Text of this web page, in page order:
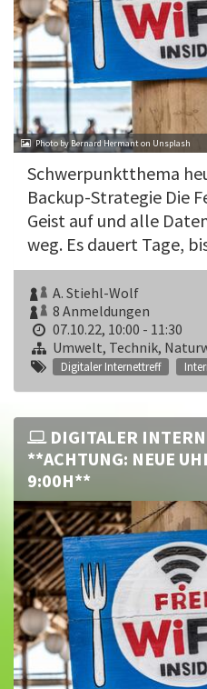
Photo by Bernard Hermant on Unsplash
Schwerpunktthema
Backup-Strategie Die
Geist auf und alle
weg. Es dauert Tage,
A. Stiehl-Wolf
8 Anmeldungen
07.10.22, 10:00 - 11:30
Umwelt, Technik,
Digitaler Internettreff
DIGITALER
**ACHTUNG: NEUE
9:00H**